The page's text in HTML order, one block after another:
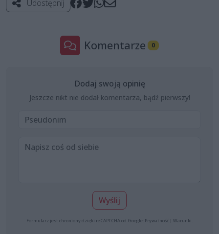
Udostępnij
Komentarze 0
Dodaj swoją opinię
Jeszcze nikt nie dodał komentarza, bądź pierwszy!
Wyślij
Formularz jest chroniony dzięki reCAPTCHA od Google: Prywatność | Warunki